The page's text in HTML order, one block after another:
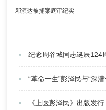
邓演达被捕案庭审纪实
纪念周谷城同志诞辰124
“革命一生”彭泽民与“深潜一
《上医彭泽民》出版发行